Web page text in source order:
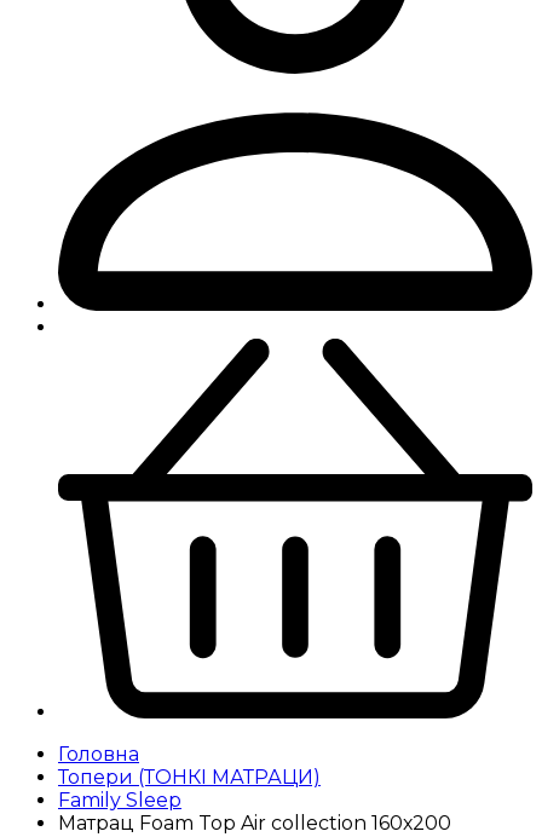
Головна
Топери (ТОНКІ МАТРАЦИ)
Family Sleep
Матрац Foam Top Air collection 160х200